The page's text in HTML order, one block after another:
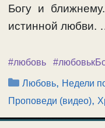
Богу и
истинной любви.
#любовь
Рубрики
Любовь, Недели
Проповеди (видео),